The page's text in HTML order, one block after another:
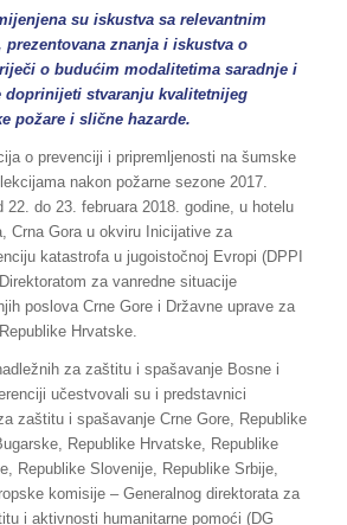
su iskustva sa relevantnim
prezentovana znanja i iskustva o
o budućim modalitetima saradnje i
doprinijeti stvaranju kvalitetnijeg
požare i slične hazarde.
o prevenciji i pripremljenosti na šumske
nakon požarne sezone 2017.
22. do 23. februara 2018. godine, u hotelu
Crna Gora u okviru Inicijative za
katastrofa u jugoistočnoj Evropi (DPPI
za vanredne situacije
poslova Crne Gore i Državne uprave za
Hrvatske.
za zaštitu i spašavanje Bosne i
učestvovali su i predstavnici
zaštitu i spašavanje Crne Gore, Republike
Republike Hrvatske, Republike
Republike Slovenije, Republike Srbije,
komisije – Generalnog direktorata za
i aktivnosti humanitarne pomoći (DG